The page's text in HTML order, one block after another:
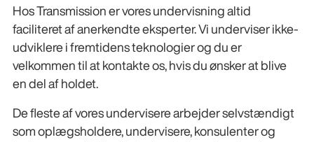
Hos Transmission er vores undervisning altid
faciliteret af anerkendte eksperter. Vi underviser ikke-
udviklere i fremtidens teknologier og du er
velkommen til at kontakte os, hvis du ønsker at blive
en del af holdet.
De fleste af vores undervisere arbejder selvstændigt
som oplægsholdere, undervisere, konsulenter og